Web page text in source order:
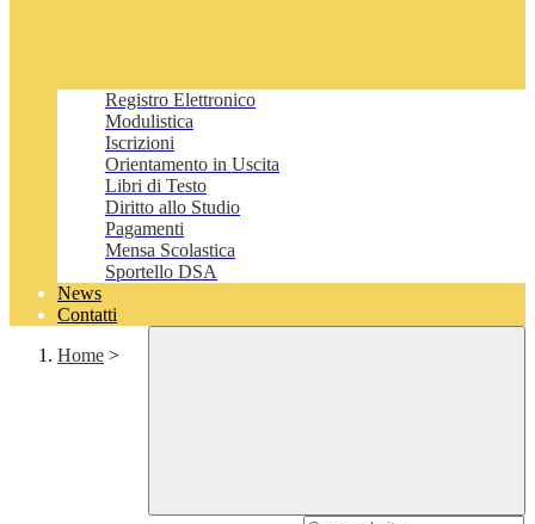
Registro Elettronico
Modulistica
Iscrizioni
Orientamento in Uscita
Libri di Testo
Diritto allo Studio
Pagamenti
Mensa Scolastica
Sportello DSA
News
Contatti
Home >